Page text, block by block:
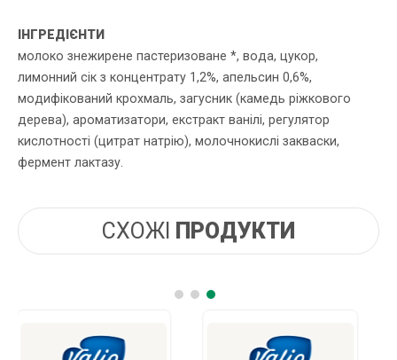
ІНГРЕДІЄНТИ
молоко знежирене пастеризоване *, вода, цукор,
лимонний сік з концентрату 1,2%, апельсин 0,6%,
модифікований крохмаль, загусник (камедь ріжкового
дерева), ароматизатори, екстракт ванілі, регулятор
кислотності (цитрат натрію), молочнокислі закваски,
фермент лактазу.
СХОЖІ ПРОДУКТИ